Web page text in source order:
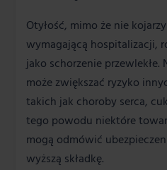
Otyłość, mimo że nie
wymagającą hospitalizacji,
jako schorzenie przewlekłe.
może zwiększać ryzyko
takich jak choroby serca,
tego powodu niektóre
mogą odmówić
wyższą składkę.